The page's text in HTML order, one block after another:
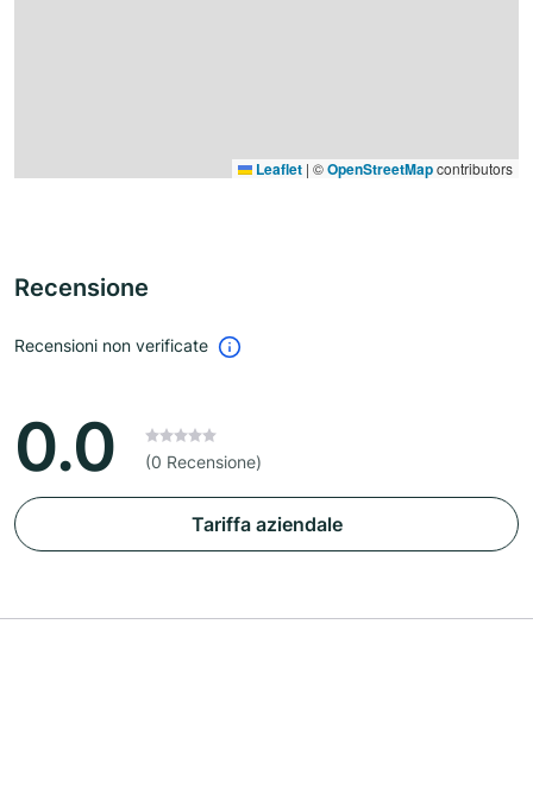
Leaflet | ©OpenStreetMapcontributors
Recensione
Recensioni non verificate
0.0 (0 Recensione)
Tariffa aziendale